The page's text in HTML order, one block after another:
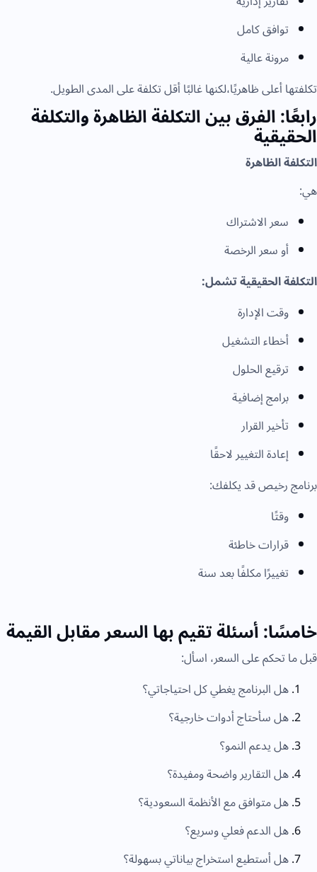
توافق كامل
مرونة عالية
تكلفتها أعلى ظاهريًا،لكنها غالبًا أقل تكلفة على المدى الطويل.
رابعًا: الفرق بين التكلفة الظاهرة والتكلفة
الحقيقية
التكلفة الظاهرة
هي:
سعر الاشتراك
أو سعر الرخصة
التكلفة الحقيقية تشمل:
وقت الإدارة
أخطاء التشغيل
ترقيع الحلول
برامج إضافية
تأخير القرار
إعادة التغيير لاحقًا
برنامج رخيص قد يكلفك:
وقتًا
قرارات خاطئة
تغييرًا مكلفًا بعد سنة
خامسًا: أسئلة تقيم بها السعر مقابل القيمة
قبل ما تحكم على السعر، اسأل:
هل البرنامج يغطي كل احتياجاتي؟
هل سأحتاج أدوات خارجية؟
هل يدعم النمو؟
هل التقارير واضحة ومفيدة؟
هل متوافق مع الأنظمة السعودية؟
هل الدعم فعلي وسريع؟
هل أستطيع استخراج بياناتي بسهولة؟